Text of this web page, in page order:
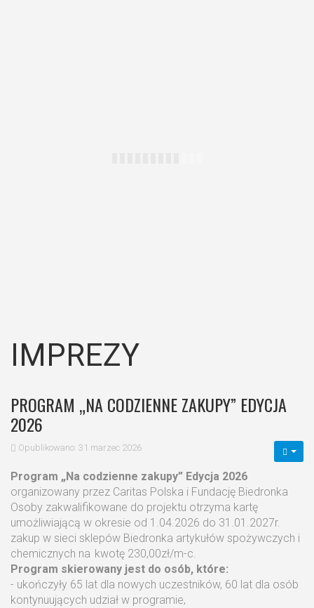
IMPREZY
PROGRAM „NA CODZIENNE ZAKUPY” EDYCJA
2026
Opublikowano: 31 marzec 2026
Program „Na codzienne zakupy” Edycja 2026
organizowany przez Caritas Polska i Fundację Biedronka
Osoby zakwalifikowane do projektu otrzyma kartę
umożliwiającą w okresie od 1.04.2026 do 31.01.2027r.
zakup w sieci sklepów Biedronka artykułów spożywczych i
chemicznych na kwotę 230,00zł/m-c.
Program skierowany jest do osób, które:
- ukończyły 65 lat dla nowych uczestników, 60 lat dla osób
kontynuujących udział w programie,